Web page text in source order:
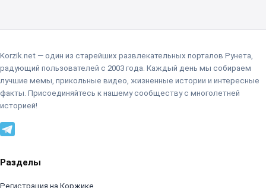
Korzik.net — один из старейших развлекательных порталов Рунета,
радующий пользователей с 2003 года. Каждый день мы собираем
лучшие мемы, прикольные видео, жизненные истории и интересные
факты. Присоединяйтесь к нашему сообществу с многолетней
историей!
Разделы
Регистрация на Коржике